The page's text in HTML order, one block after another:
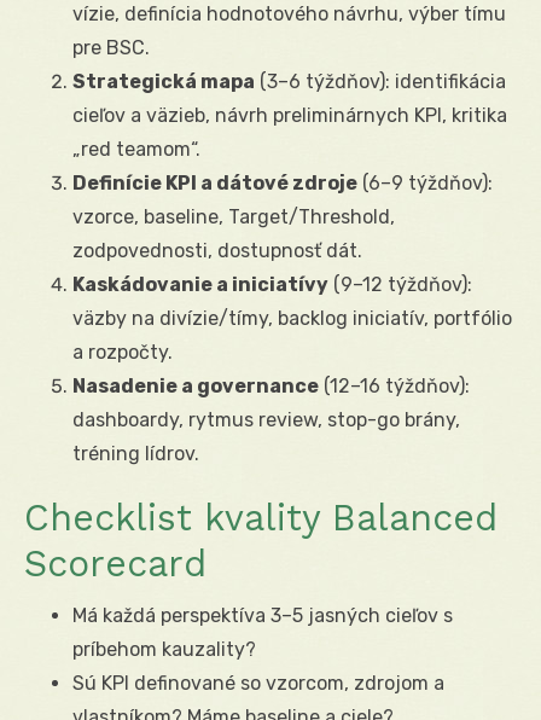
vízie, definícia hodnotového návrhu, výber tímu
pre BSC.
Strategická mapa (3–6 týždňov): identifikácia
cieľov a väzieb, návrh preliminárnych KPI, kritika
„red teamom“.
Definície KPI a dátové zdroje (6–9 týždňov):
vzorce, baseline, Target/Threshold,
zodpovednosti, dostupnosť dát.
Kaskádovanie a iniciatívy (9–12 týždňov):
väzby na divízie/tímy, backlog iniciatív, portfólio
a rozpočty.
Nasadenie a governance (12–16 týždňov):
dashboardy, rytmus review, stop-go brány,
tréning lídrov.
Checklist kvality Balanced
Scorecard
Má každá perspektíva 3–5 jasných cieľov s
príbehom kauzality?
Sú KPI definované so vzorcom, zdrojom a